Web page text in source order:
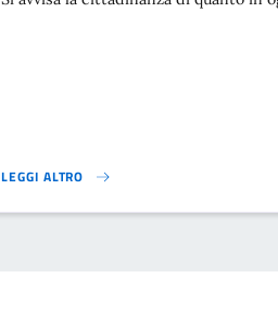
LEGGI ALTRO
AVVISO INTERRUZIONE ENERGIA